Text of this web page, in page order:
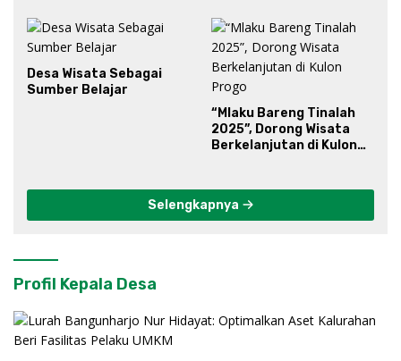
Desa Wisata Sebagai
Sumber Belajar
“Mlaku Bareng Tinalah
2025”, Dorong Wisata
Berkelanjutan di Kulon
Selengkapnya
Profil Kepala Desa